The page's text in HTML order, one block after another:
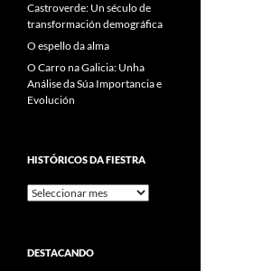
Castroverde: Un século de
transformación demográfica
O espello da alma
O Carro na Galicia: Unha
Análise da Súa Importancia e
Evolución
HISTÓRICOS DA FIESTRA
Históricos
DESTACANDO